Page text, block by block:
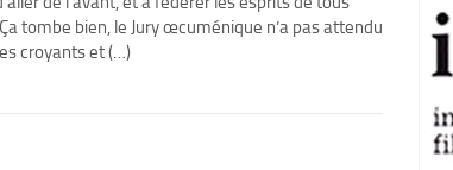
tombe bien, le Jury œcuménique n’a pas attendu
croyants et (…)